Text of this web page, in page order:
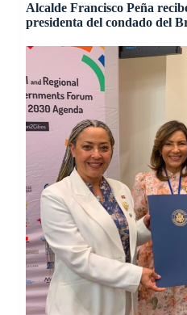
Alcalde Francisco Peña
presidenta del condado del